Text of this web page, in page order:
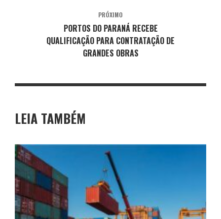
PRÓXIMO
PORTOS DO PARANÁ RECEBE
QUALIFICAÇÃO PARA CONTRATAÇÃO DE
GRANDES OBRAS
LEIA TAMBÉM